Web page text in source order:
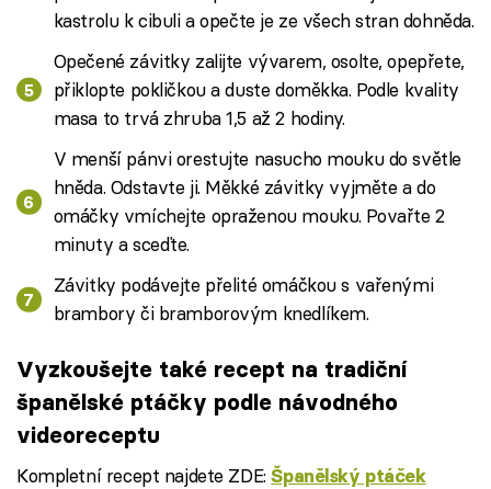
kastrolu k cibuli a opečte je ze všech stran dohněda.
Opečené závitky zalijte vývarem, osolte, opepřete,
přiklopte pokličkou a duste doměkka. Podle kvality
masa to trvá zhruba 1,5 až 2 hodiny.
V menší pánvi orestujte nasucho mouku do světle
hněda. Odstavte ji. Měkké závitky vyjměte a do
omáčky vmíchejte opraženou mouku. Povařte 2
minuty a sceďte.
Závitky podávejte přelité omáčkou s vařenými
brambory či bramborovým knedlíkem.
Vyzkoušejte také recept na tradiční
španělské ptáčky podle návodného
videoreceptu
Kompletní recept najdete ZDE:Španělský ptáček